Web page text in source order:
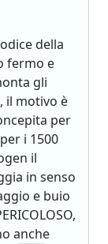
della
fermo e
gli
il motivo è
per
i 1500
il
in senso
e buio
anche